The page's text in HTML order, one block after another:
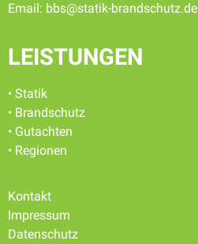
Email: bbs@statik-brandschutz.de
LEISTUNGEN
• Statik
• Brandschutz
• Gutachten
• Regionen
Kontakt
Impressum
Datenschutz